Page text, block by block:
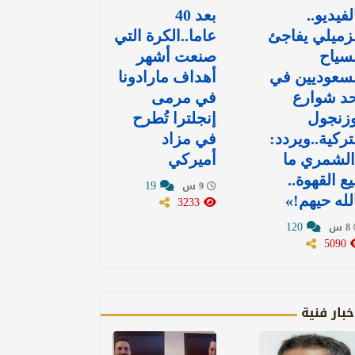
يفاجئ
في
شوارع
ما
القهوة..
حيهم!»
بعد 40
عاما..الكرة التي
صنعت أشهر
أهداف مارادونا
في مرمى
إنجلترا تُطرح
في مزاد
أميركي
فنية